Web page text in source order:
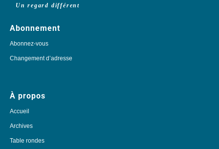
Un regard différent
Abonnement
Abonnez-vous
Changement d’adresse
À propos
Accueil
Archives
Table rondes